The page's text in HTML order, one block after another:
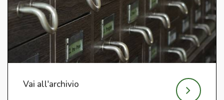
Vai all'archivio